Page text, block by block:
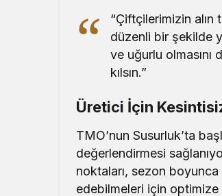
“Çiftçilerimizin alın
düzenli bir şekilde
ve uğurlu
kılsın.”
Üretici İçin
TMO’nun Susurluk’ta
değerlendirmesi
noktaları, sezon
edebilmeleri için